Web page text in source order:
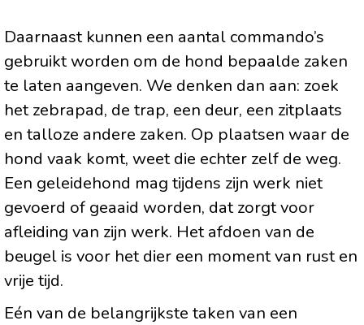
Daarnaast kunnen een aantal commando’s
gebruikt worden om de hond bepaalde zaken
te laten aangeven. We denken dan aan: zoek
het zebrapad, de trap, een deur, een zitplaats
en talloze andere zaken. Op plaatsen waar de
hond vaak komt, weet die echter zelf de weg.
Een geleidehond mag tijdens zijn werk niet
gevoerd of geaaid worden, dat zorgt voor
afleiding van zijn werk. Het afdoen van de
beugel is voor het dier een moment van rust en
vrije tijd.
Eén van de belangrijkste taken van een